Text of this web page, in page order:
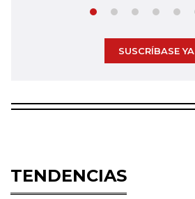
SUSCRÍBASE YA
TENDENCIAS